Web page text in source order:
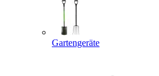
Gartengeräte